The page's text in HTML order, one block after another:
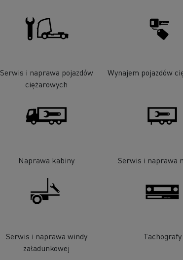
Serwis i naprawa pojazdów
ciężarowych
Wynajem pojazdów
Naprawa kabiny Serwis i naprawa
Serwis i naprawa windy
załadunkowej
Tachografy